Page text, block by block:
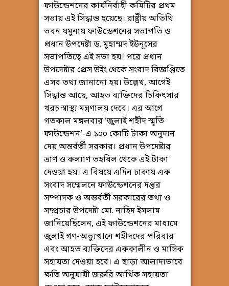
ফাউন্ডেশনের কার্যনির্বাহী কমিটির প্রথম
সভায় এই সিদ্ধান্ত হয়েছে। রাষ্ট্রীয় অতিথি
ভবন যমুনায় ফাউন্ডেশনের সভাপতি ও
প্রধান উপদেষ্টা ড. মুহাম্মদ ইউনূসের
সভাপতিত্বে এই সভা হয়। পরে প্রধান
উপদেষ্টার প্রেস উইং থেকে সংবাদ বিজ্ঞপ্তিতে
এসব তথ্য জানানো হয়। উল্লেখ, আগেই
সিদ্ধান্ত আছে, আহত ব্যক্তিদের চিকিৎসার
খরচ স্বাস্থ্য মন্ত্রণালয় দেবে। এর আগে
গতকাল মঙ্গলবার ‘জুলাই শহীদ স্মৃতি
ফাউন্ডেশন’-এ ১০০ কোটি টাকা অনুদান
দেয় অন্তর্বর্তী সরকার। প্রধান উপদেষ্টার
ত্রাণ ও কল্যাণ তহবিল থেকে এই টাকা
দেওয়া হয়। এ বিষয়ে এদিন ঢাকায় এক
সংবাদ সম্মেলনে ফাউন্ডেশনের দপ্তর
সম্পাদক ও অন্তর্বর্তী সরকারের তথ্য ও
সম্প্রচার উপদেষ্টা মো. নাহিদ ইসলাম
জানিয়েছিলেন, এই ফাউন্ডেশনের মাধ্যমে
জুলাই গণ-অভ্যুত্থানে শহীদদের পরিবার
এবং আহত ব্যক্তিদের এককালীন ও মাসিক
সহায়তা দেওয়া হবে। এ ছাড়া আলাদাভাবে
ক্ষতি অনুযায়ী জরুরি আর্থিক সহায়তা